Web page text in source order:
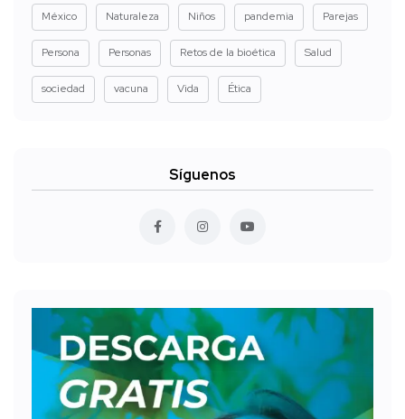
México Naturaleza Niños pandemia Parejas
Persona Personas Retos de la bioética Salud
sociedad vacuna Vida Ética
Síguenos